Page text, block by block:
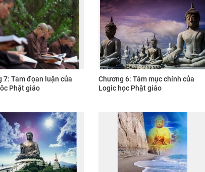
7: Tam đọan luận của
Phật giáo
Chương 6: Tám mục chính của
Logic học Phật giáo